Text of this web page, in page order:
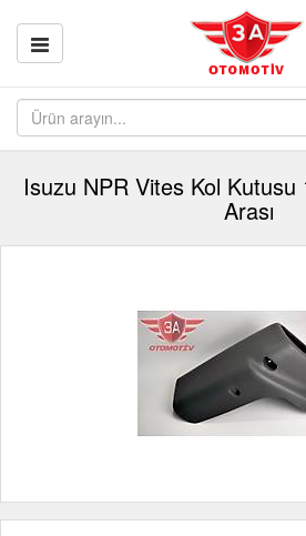
Isuzu NPR Vites Kol
Arası